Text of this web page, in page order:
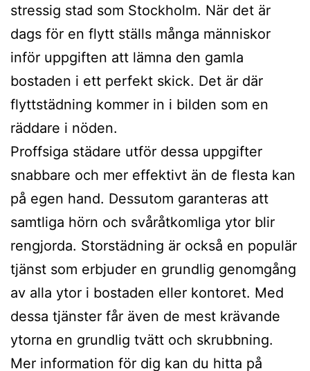
stressig stad som Stockholm. När det är
dags för en flytt ställs många människor
inför uppgiften att lämna den gamla
bostaden i ett perfekt skick. Det är där
flyttstädning kommer in i bilden som en
räddare i nöden.
Proffsiga städare utför dessa uppgifter
snabbare och mer effektivt än de flesta kan
på egen hand. Dessutom garanteras att
samtliga hörn och svåråtkomliga ytor blir
rengjorda. Storstädning är också en populär
tjänst som erbjuder en grundlig genomgång
av alla ytor i bostaden eller kontoret. Med
dessa tjänster får även de mest krävande
ytorna en grundlig tvätt och skrubbning.
Mer information för dig kan du hitta på